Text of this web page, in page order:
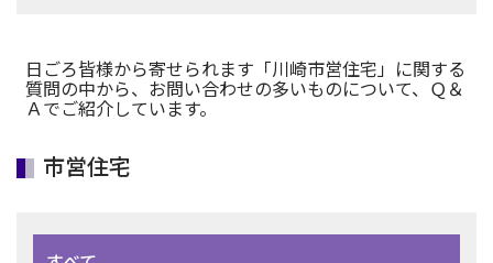
日ごろ皆様から寄せられます「川崎市営住宅」に関する
質問の中から、お問い合わせの多いものについて、Ｑ＆
Ａでご紹介しています。
市営住宅